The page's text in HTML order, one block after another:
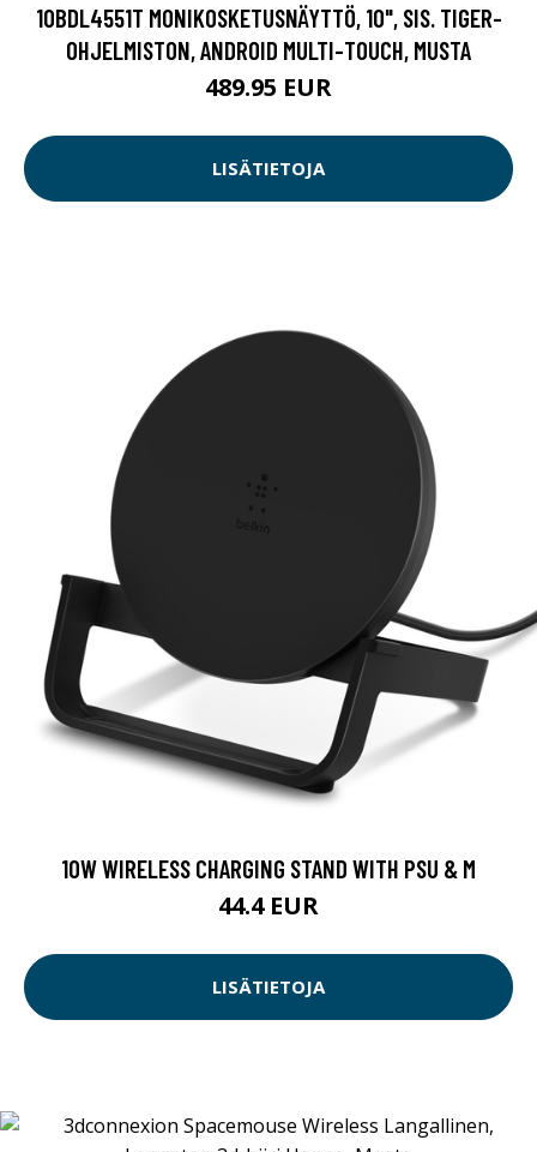
10BDL4551T MONIKOSKETUSNÄYTTÖ, 10", SIS. TIGER-
OHJELMISTON, ANDROID MULTI-TOUCH, MUSTA
489.95 EUR
LISÄTIETOJA
10W WIRELESS CHARGING STAND WITH PSU & M
44.4 EUR
LISÄTIETOJA